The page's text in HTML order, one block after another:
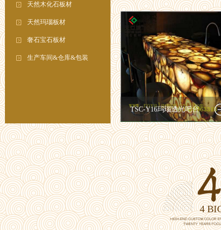
天然木化石板材
天然玛瑙板材
奢石宝石板材
生产车间&仓库&包装
TSC-Y16玛瑙透光吧台
4